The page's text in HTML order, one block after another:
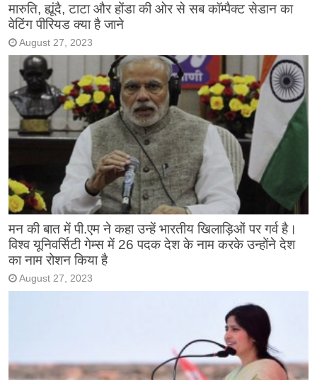
मारुति, ह्यूंदै, टाटा और होंडा की ओर से सब कॉम्पैक्ट सेडान का
वेटिंग पीरियड क्या है जाने
August 27, 2023
मन की बात में पी.एम ने कहा उन्हें भारतीय खिलाड़िओं पर गर्व है।
विश्व यूनिवर्सिटी गेम्स में 26 पदक देश के नाम करके उन्होंने देश
का नाम रोशन किया है
August 27, 2023